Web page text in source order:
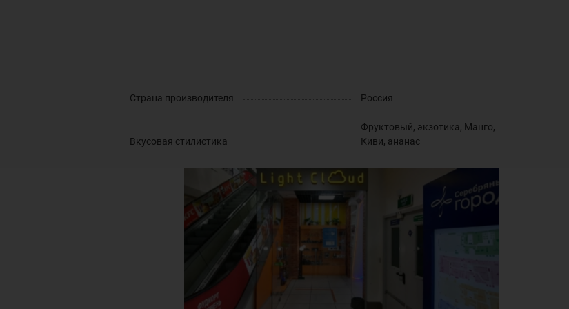
Страна производителя Россия
Вкусовая стилистика
Фруктовый, экзотика, Манго,
Киви, ананас